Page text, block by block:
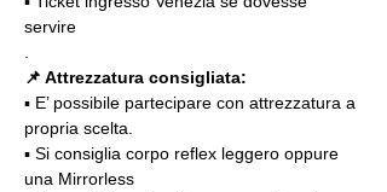
servire
📌 Attrezzatura consigliata:
▪️ E’ possibile partecipare con attrezzatura a
propria scelta.
▪️ Si consiglia corpo reflex leggero oppure
una Mirrorless